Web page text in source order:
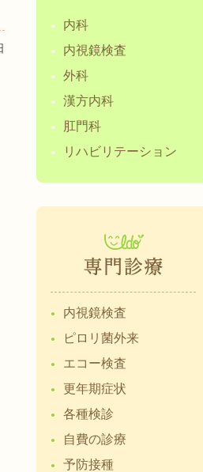
内科
内視鏡検査
外科
漢方内科
肛門科
リハビリテーション
内視鏡検査
ピロリ菌外来
エコー検査
更年期症状
各種検診
自費の診療
予防接種